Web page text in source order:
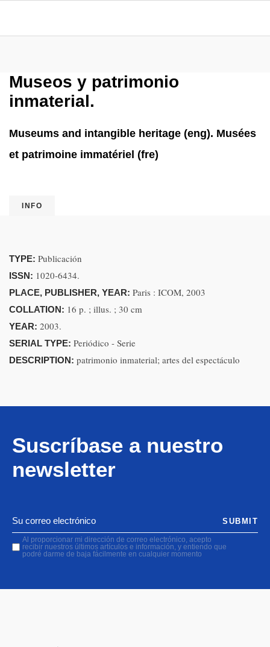
Museos y patrimonio
inmaterial.
Museums and intangible heritage (eng). Musées
et patrimoine immatériel (fre)
INFO
TYPE: Publicación
ISSN: 1020-6434.
PLACE, PUBLISHER, YEAR: Paris : ICOM, 2003
COLLATION: 16 p. ; illus. ; 30 cm
YEAR: 2003.
SERIAL TYPE: Periódico - Serie
DESCRIPTION: patrimonio inmaterial; artes del espectáculo
Suscríbase a nuestro
newsletter
Al proporcionar mi dirección de correo electrónico, acepto
recibir nuestros últimos artículos e información, y entiendo que
podré darme de baja fácilmente en cualquier momento
SUBMIT